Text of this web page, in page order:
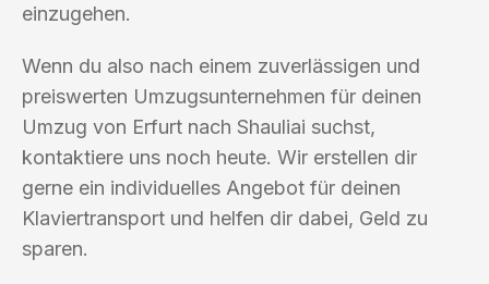
einzugehen.
Wenn du also nach einem zuverlässigen und
preiswerten Umzugsunternehmen für deinen
Umzug von Erfurt nach Shauliai suchst,
kontaktiere uns noch heute. Wir erstellen dir
gerne ein individuelles Angebot für deinen
Klaviertransport und helfen dir dabei, Geld zu
sparen.